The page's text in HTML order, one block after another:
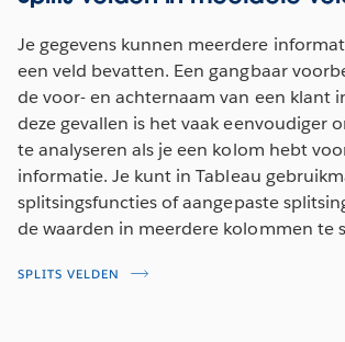
Je gegevens kunnen meerdere
een veld bevatten. Een gangbaar
de voor- en achternaam van een klant
deze gevallen is het vaak eenvoudiger
te analyseren als je een kolom hebt
informatie. Je kunt in Tableau
splitsingsfuncties of aangepaste
de waarden in meerdere kolommen te
SPLITS VELDEN